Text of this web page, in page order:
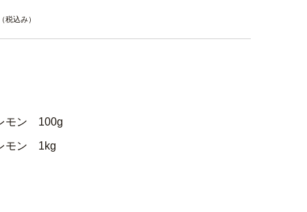
（税込み）
モン 100g
モン 1kg